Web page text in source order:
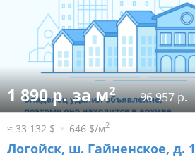
1 890 р. за м2 96 957 р.
≈ 33 132 $ 646 $/м2
Логойск, ш. Гайненское, д. 1